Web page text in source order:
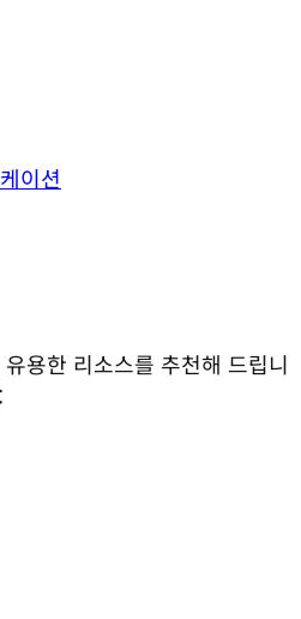
이션
용한 리소스를 추천해 드립니